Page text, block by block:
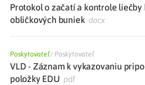
Protokol o začatí a kontrole liečby
obličkových buniekdocx
Poskytovateľ/Poskytovateľ
VLD - Záznam k vykazovaniu
položky EDU pdf